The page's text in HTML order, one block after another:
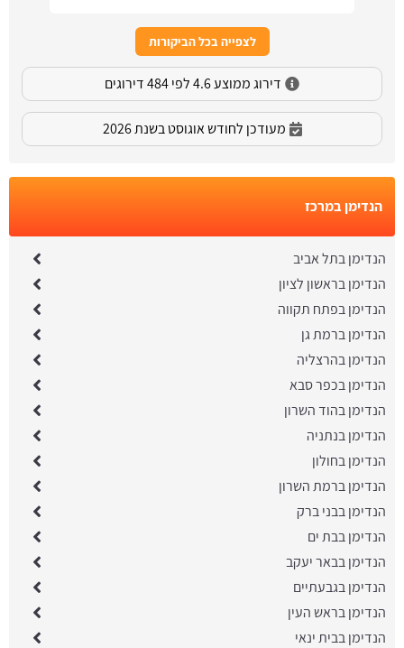
לצפייה בכל הביקורות
דירוג ממוצע 4.6 לפי 484 דירוגים
מעודכן לחודש אוגוסט בשנת 2026
הנדימן במרכז
הנדימן בתל אביב
הנדימן בראשון לציון
הנדימן בפתח תקווה
הנדימן ברמת גן
הנדימן בהרצליה
הנדימן בכפר סבא
הנדימן בהוד השרון
הנדימן בנתניה
הנדימן בחולון
הנדימן ברמת השרון
הנדימן בבני ברק
הנדימן בבת ים
הנדימן בבאר יעקב
הנדימן בגבעתיים
הנדימן בראש העין
הנדימן בבית ינאי